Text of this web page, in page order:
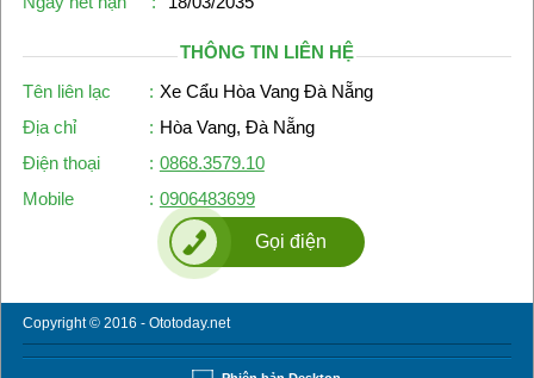
THÔNG TIN LIÊN HỆ
Tên liên lạc
: Xe Cẩu Hòa Vang Đà Nẵng
Địa chỉ
: Hòa Vang, Đà Nẵng
Điện thoại
: 0868.3579.10
Mobile
: 0906483699
Gọi điện
Copyright © 2016 - Ototoday.net